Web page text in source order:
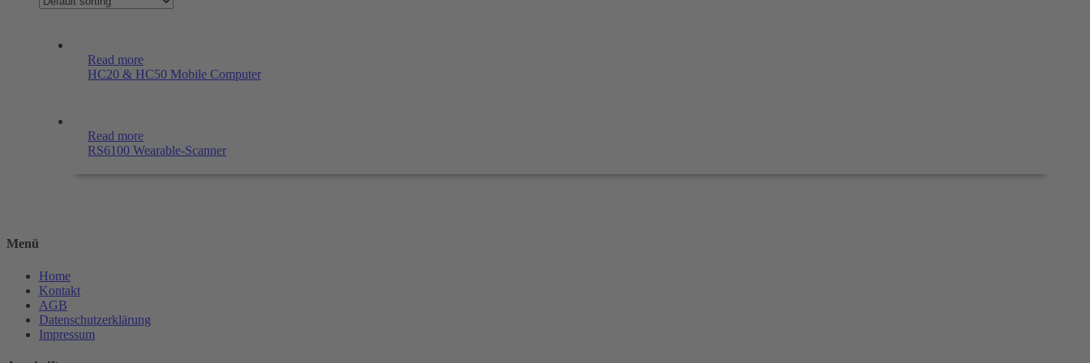
Read more
HC20 & HC50 Mobile Computer
Read more
RS6100 Wearable-Scanner
Menü
Home
Kontakt
AGB
Datenschutzerklärung
Impressum